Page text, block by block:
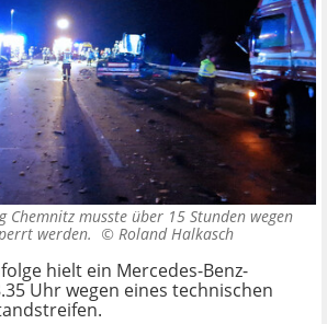
Chemnitz musste über 15 Stunden wegen
werden. © Roland Halkasch
hielt ein Mercedes-Benz-
Uhr wegen eines technischen